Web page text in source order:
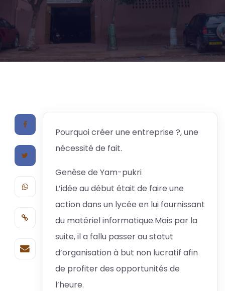
Pourquoi créer une entreprise ?, une
nécessité de fait.
Genèse de Yam-pukri
L’idée au début était de faire une
action dans un lycée en lui fournissant
du matériel informatique.Mais par la
suite, il a fallu passer au statut
d’organisation à but non lucratif afin
de profiter des opportunités de
l’heure.